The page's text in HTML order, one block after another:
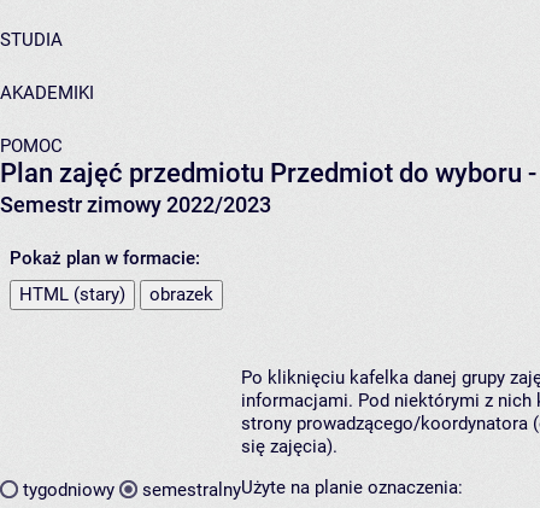
STUDIA
AKADEMIKI
POMOC
Plan zajęć przedmiotu Przedmiot do wyboru
Semestr zimowy 2022/2023
Pokaż plan w formacie:
HTML (stary)
obrazek
tygodniowy semestralny
Po kliknięciu kafelka danej grupy
informacjami. Pod niektórymi z nich
strony prowadzącego/koordynatora
się zajęcia).
Użyte na planie oznaczenia: